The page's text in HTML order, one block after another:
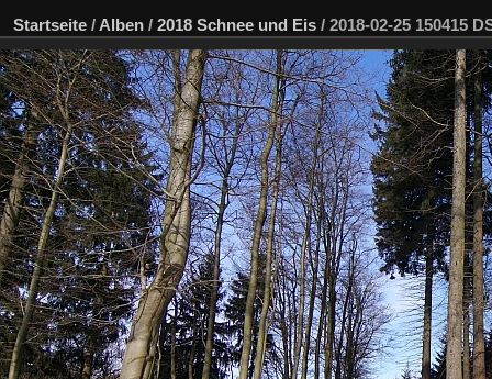
Startseite / Alben / 2018 Schnee und Eis / 2018-02-25 150415